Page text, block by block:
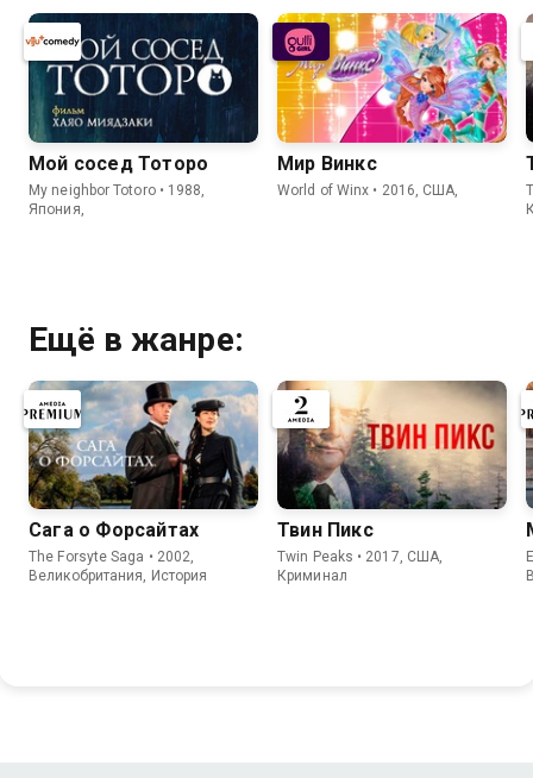
Мой сосед Тоторо
My neighbor Totoro • 1988,
Япония,
Мир Винкс
World of Winx • 2016, США,
Ещё в жанре:
Сага о Форсайтах
The Forsyte Saga • 2002,
Великобритания, История
Твин Пикс
Twin Peaks • 2017, США,
Криминал